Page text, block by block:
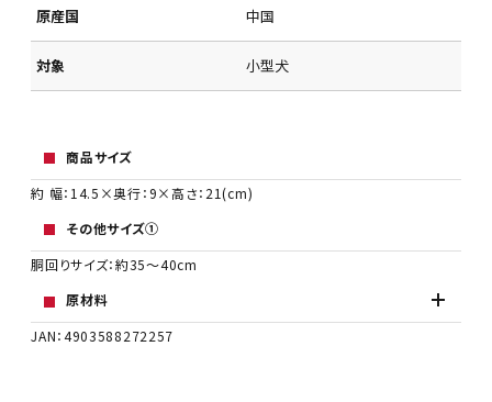
原産国 中国
対象 小型犬
商品サイズ
約 幅：14.5×奥行：9×高さ：21(cm)
その他サイズ①
胴回りサイズ：約35～40cm
原材料
JAN：4903588272257